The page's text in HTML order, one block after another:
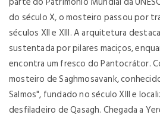
do século X, o mosteiro passou por
séculos XII e XIII. A arquitetura
sustentada por pilares maciços,
encontra um fresco do Pantocrátor.
mosteiro de Saghmosavank,
Salmos", fundado no século XIII e
desfiladeiro de Qasagh. Chegada a